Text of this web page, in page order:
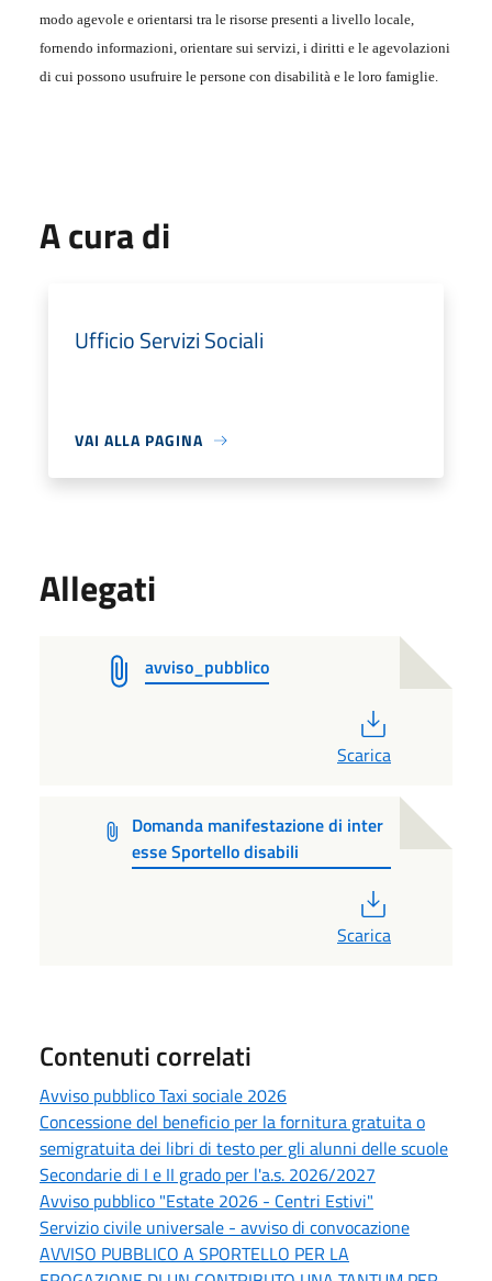
modo agevole e orientarsi tra le risorse presenti a livello locale,
fornendo informazioni, orientare sui servizi, i diritti e le agevolazioni
di cui possono usufruire le persone con disabilità e le loro famiglie.
A cura di
Ufficio Servizi Sociali
VAI ALLA PAGINA
Allegati
avviso_pubblico
Scarica
Domanda manifestazione di inter
esse Sportello disabili
Scarica
Contenuti correlati
Avviso pubblico Taxi sociale 2026
Concessione del beneficio per la fornitura gratuita o
semigratuita dei libri di testo per gli alunni delle scuole
Secondarie di I e II grado per l'a.s. 2026/2027
Avviso pubblico "Estate 2026 - Centri Estivi"
Servizio civile universale - avviso di convocazione
AVVISO PUBBLICO A SPORTELLO PER LA